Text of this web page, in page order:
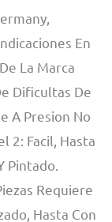
En
La Marca
Dificultas De
A Presion No
2: Facil, Hasta
Pintado.
Requiere
Hasta Con